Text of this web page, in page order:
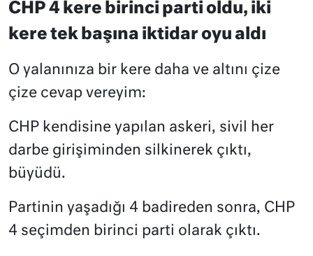
CHP 4 kere birinci parti oldu, iki
kere tek başına iktidar oyu aldı
O yalanınıza bir kere daha ve altını çize
çize cevap vereyim:
CHP kendisine yapılan askeri, sivil her
darbe girişiminden silkinerek çıktı,
büyüdü.
Partinin yaşadığı 4 badireden sonra, CHP
4 seçimden birinci parti olarak çıktı.